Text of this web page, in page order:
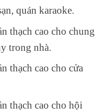
quán karaoke.
thạch cao cho chung
trong nhà.
thạch cao cho cửa
thạch cao cho hội